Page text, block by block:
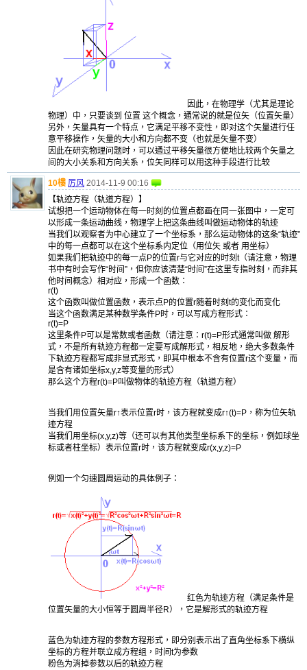
因此，在物理学（尤其是理论
物理）中，只要谈到 位置 这个概念，通常说的就是位矢（位置矢量）
另外，矢量具有一个特点，它满足平移不变性，即对这个矢量进行任
意平移操作，矢量的大小和方向都不变（也就是矢量不变）
因此在研究物理问题时，可以通过平移矢量很方便地比较两个矢量之
间的大小关系和方向关系，位矢同样可以用这种手段进行比较
10樓 厉风 2014-11-9 00:16
【轨迹方程（轨道方程）】
试想把一个运动物体在每一时刻的位置点都画在同一张图中，一定可
以形成一条运动曲线，物理学上把这条曲线叫做运动物体的轨迹
当我们以观察者为中心建立了一个坐标系，那么运动物体的这条“轨迹”
中的每一点都可以在这个坐标系内定位（用位矢 或者 用坐标）
如果我们把轨迹中的每一点P的位置r与它对应的时刻t（请注意，物理
书中有时会写作“时间”，但你应该清楚“时间”在这里专指时刻，而非其
他时间概念）相对应，形成一个函数：
r(t)
这个函数叫做位置函数，表示点P的位置r随着时刻t的变化而变化
当这个函数满足某种数学条件P时，可以写成方程形式：
r(t)=P
这里条件P可以是常数或者函数（请注意：r(t)=P形式通常叫做 解形
式，不是所有轨迹方程都一定要写成解形式，相反地，绝大多数条件
下轨迹方程都写成非显式形式，即其中根本不含有位置r这个变量，而
是含有诸如坐标x,y,z等变量的形式）
那么这个方程r(t)=P叫做物体的轨迹方程（轨道方程）
当我们用位置矢量r↑表示位置r时，该方程就变成r↑(t)=P，称为位矢轨
迹方程
当我们用坐标(x,y,z)等（还可以有其他类型坐标系下的坐标，例如球坐
标或者柱坐标）表示位置r时，该方程就变成r(x,y,z)=P
例如一个匀速圆周运动的具体例子：
红色为轨迹方程（满足条件是
位置矢量的大小恒等于圆周半径R），它是解形式的轨迹方程
蓝色为轨迹方程的参数方程形式，即分别表示出了直角坐标系下横纵
坐标的方程并联立成方程组，时间t为参数
粉色为消掉参数以后的轨迹方程